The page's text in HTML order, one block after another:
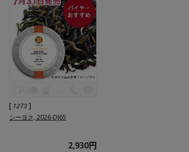
[ 1273 ]
シーヨク, 2026-DJ65
2,930円